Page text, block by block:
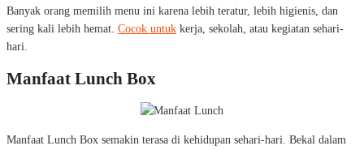
Banyak orang memilih menu ini karena lebih teratur, lebih higienis, dan
sering kali lebih hemat. Cocok untuk kerja, sekolah, atau kegiatan sehari-
hari.
Manfaat Lunch Box
Manfaat Lunch Box semakin terasa di kehidupan sehari-hari. Bekal dalam